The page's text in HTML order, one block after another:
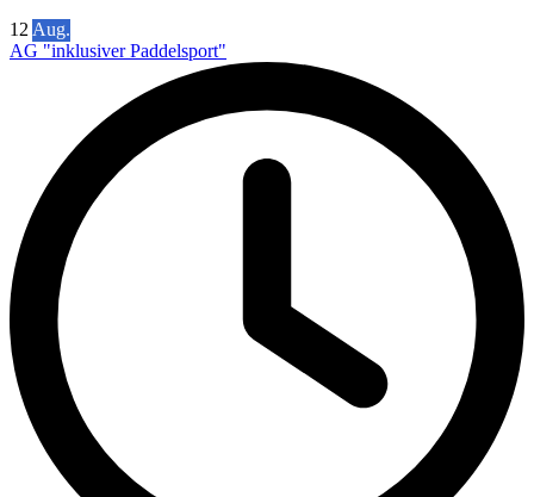
12 Aug.
AG "inklusiver Paddelsport"